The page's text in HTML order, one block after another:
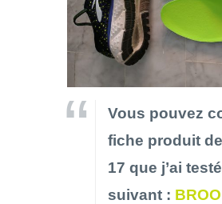
Vous pouvez
fiche produit
17 que j’ai
suivant :